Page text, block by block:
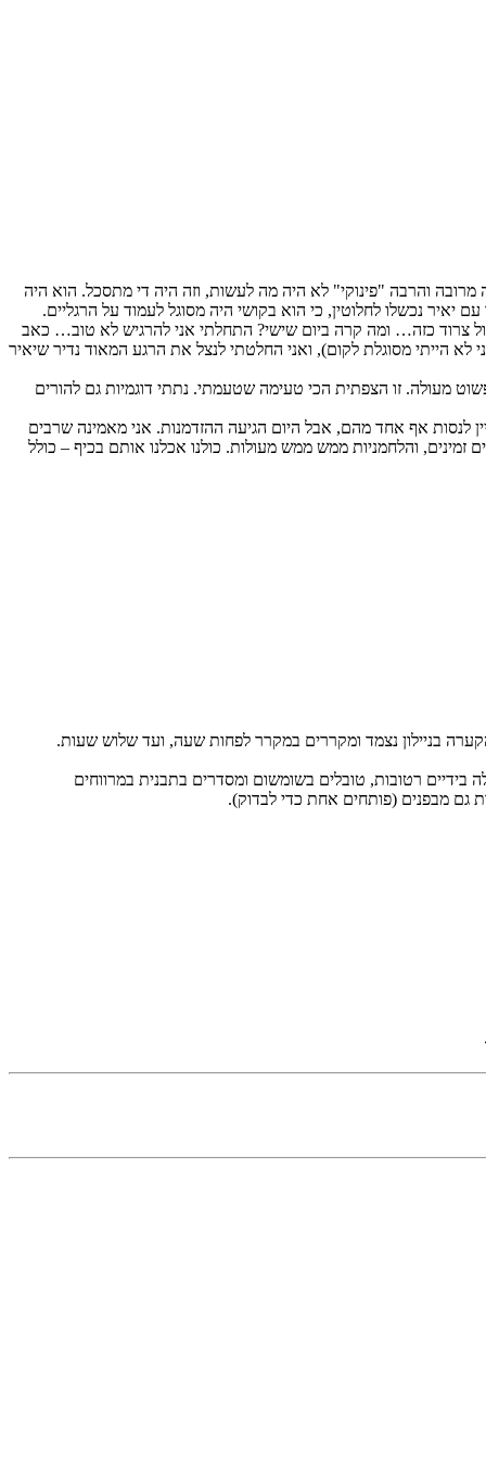
מרובה והרבה "פינוקי" לא היה מה לעשות, וזה היה די מתסכל. הוא היה
נכשלו לחלוטין, כי הוא בקושי היה מסוגל לעמוד על הרגליים.
צרוד כזה… ומה קרה ביום שישי? התחלתי אני להרגיש לא טוב… כאב
והיום ישנתי עד מאוחר בניסיון לאגור כוחות. אחרי שקמתי, בעלי הלך לנוח (הוא טיפל ביאיר משעה 6 בבוקר, כי אני לא הייתי מסוגלת לקום), ואני החלטתי לנצל את הרגע המאוד נדיר שיאיר
אוהבת גבינה צפתית, והגבינה שלהם פשוט מעולה. זו הצפתית הכי טעימה שטעמתי. נתתי דוגמיות גם להורים
לנסות אף אחד מהם, אבל היום הגיעה ההזדמנות. אני מאמינה שרבים
והלחמניות ממש ממש מעולות. כולנו אכלנו אותם בכיף – כולל
בניילון נצמד ומקררים במקרר לפחות שעה, ועד שלוש שעות.
רטובות, טובלים בשומשום ומסדרים בתבנית במרווחים